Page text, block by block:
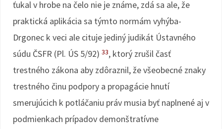
ťukal v hrobe na čelo nie je známe, zdá sa ale, že
praktická aplikácia sa týmto normám vyhýba-
Drgonec k veci ale cituje jediný judikát Ústavného
súdu ČSFR (Pl. ÚS 5/92) 33, ktorý zrušil časť
trestného zákona aby zdôraznil, že všeobecné znaky
trestného činu podpory a propagácie hnutí
smerujúcich k potláčaniu práv musia byť naplnené aj v
podmienkach prípadov demonštratívne